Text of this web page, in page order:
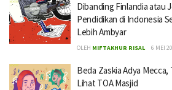
Dibanding Finlandia atau
Pendidikan di Indonesia
Lebih Ambyar
OLEH MIFTAKHUR RISAL 6 MEI
Beda Zaskia Adya
Lihat TOA Masjid